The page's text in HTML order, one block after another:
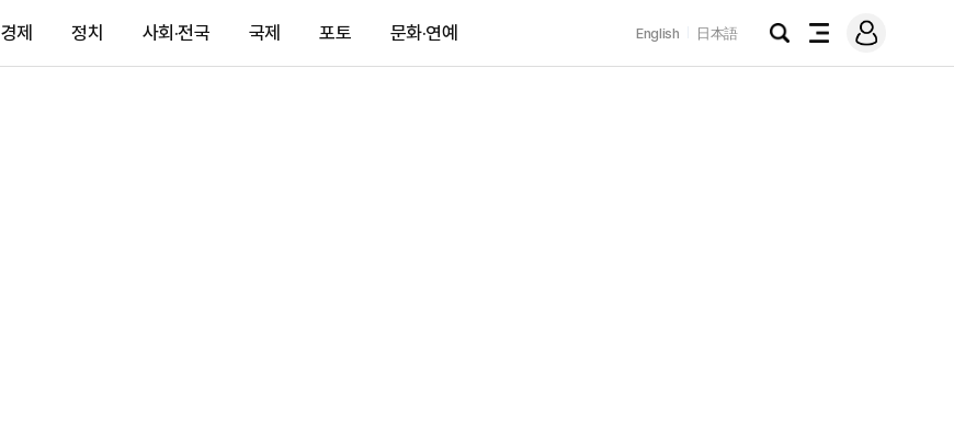
경제 정치 사회·전국 국제 포토 문화·연예 English 日本語
검
전
메
그